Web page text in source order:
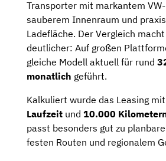
Transporter mit markantem
sauberem Innenraum und
Ladefläche. Der Vergleich
deutlicher: Auf großen
gleiche Modell aktuell für rund
monatlich geführt.
Kalkuliert wurde das Leasing mit
Laufzeit und 10.000
passt besonders gut zu
festen Routen und regionalem